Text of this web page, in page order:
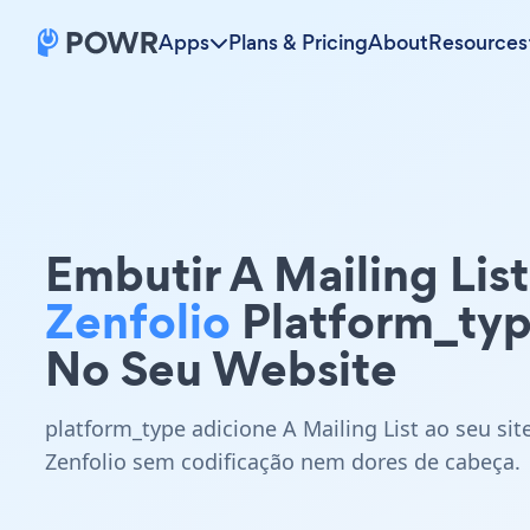
Apps Plans & PricingAboutResources
Embutir A Mailing List
Zenfolio
No Seu Website
platform_type adicione A Mailing List ao seu
Zenfolio sem codificação nem dores de cabeça.